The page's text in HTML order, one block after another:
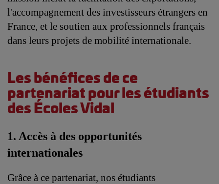
l'accompagnement des investisseurs étrangers en
France, et le soutien aux professionnels français
dans leurs projets de mobilité internationale.
Les bénéfices de ce
partenariat pour les étudiants
des Écoles Vidal
1. Accès à des opportunités
internationales
Grâce à ce partenariat, nos étudiants